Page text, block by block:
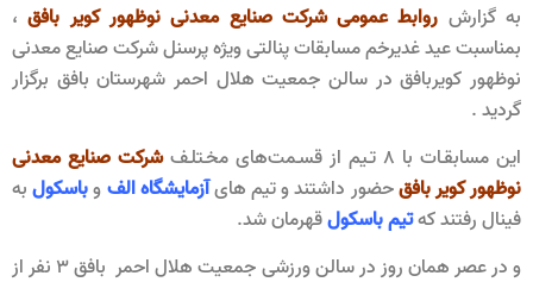
به گزارش روابط عمومی شرکت صنایع معدنی نوظهور کویر بافق ،
بمناسبت عید غدیرخم مسابقات پنالتی ویژه پرسنل شرکت صنایع معدنی
نوظهور کویربافق در سالن جمعیت هلال احمر شهرستان بافق برگزار
گردید .
این مسابقـات با ۸ تـیم از قسـمت‌های مخـتلـف
شرکت صنایع معدنی
نوظهور کویر بافقحضور داشتند و تیم هایآزمایشگاه الفوباسکولبه
فینال رفتند کهتیم باسکولقهرمان شد.
و در عصر همان روز در سالن ورزشی جمعیت هلال احمر بافق ۳ نفر از